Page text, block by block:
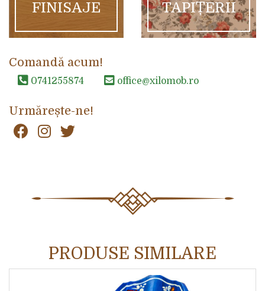
FINISAJE TAPIȚERII
Comandă acum!
0741255874 office@xilomob.ro
Urmărește-ne!
PRODUSE SIMILARE